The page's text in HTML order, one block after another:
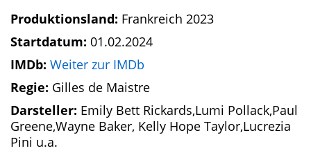
Produktionsland: Frankreich 2023
Startdatum: 01.02.2024
IMDb: Weiter zur IMDb
Regie: Gilles de Maistre
Darsteller: Emily Bett Rickards,Lumi Pollack,Paul
Greene,Wayne Baker, Kelly Hope Taylor,Lucrezia
Pini u.a.